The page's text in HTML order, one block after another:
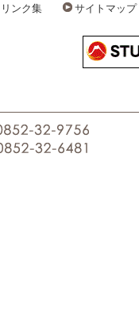
リンク集 サイトマップ